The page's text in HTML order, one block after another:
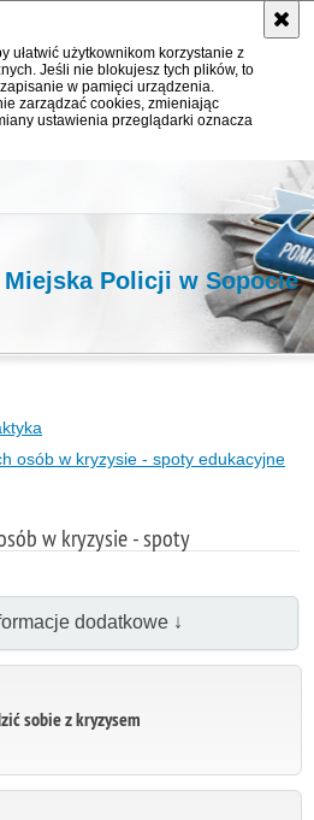
ułatwić użytkownikom korzystanie z
Jeśli nie blokujesz tych plików, to
w pamięci urządzenia.
zarządzać cookies, zmieniając
ustawienia przeglądarki oznacza
Miejska Policji w Sopocie
osób w kryzysie - spoty edukacyjne
w kryzysie - spoty
dodatkowe ↓
sobie z kryzysem